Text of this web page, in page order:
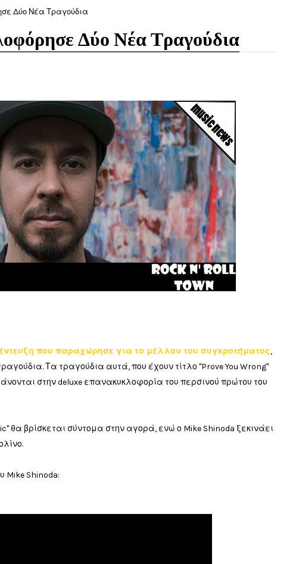
Δύο Νέα Τραγούδια
Δύο Νέα Τραγούδια
που παραχώρησε για το μέλλον του συγκροτήματος,
Τα τραγούδια αυτά, που έχουν τίτλο "Prove You Wrong"
στην deluxe επανακυκλοφορία του περσινού πρώτου του
θα βρίσκεται σύντομα στην αγορά, ενώ ο Mike Shinoda ξεκινάει
Mike Shinoda: